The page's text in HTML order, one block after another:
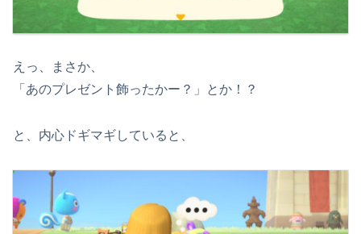
えっ、まさか、
「あのプレゼント飾ったかー？」とか！？
と、内心ドギマギしていると、